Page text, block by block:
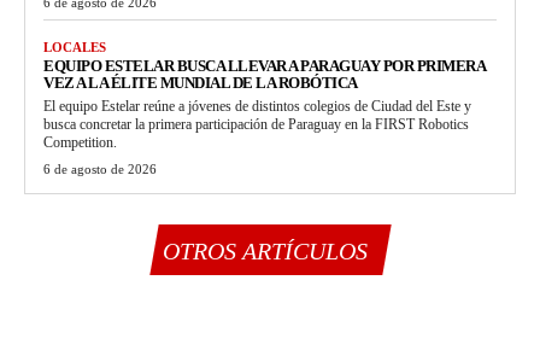
LOCALES
EQUIPO ESTELAR BUSCA LLEVAR A PARAGUAY POR PRIMERA
VEZ A LA ÉLITE MUNDIAL DE LA ROBÓTICA
El equipo Estelar reúne a jóvenes de distintos colegios de Ciudad del Este y
busca concretar la primera participación de Paraguay en la FIRST Robotics
Competition.
6 de agosto de 2026
OTROS ARTÍCULOS